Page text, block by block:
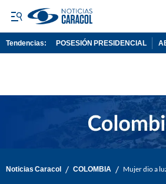
Tendencias: POSESIÓN PRESIDENCIAL
Noticias Caracol / COLOMBIA / Mujer dio a